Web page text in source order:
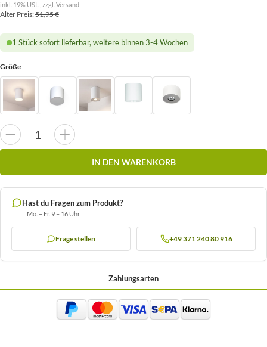
inkl. 19% USt. , zzgl. Versand
Alter Preis:51,95 €
1 Stück sofort lieferbar, weitere binnen 3-4 Wochen
Größe
IN DEN WARENKORB
Hast du Fragen zum Produkt?
Mo. – Fr. 9 – 16 Uhr
Frage stellen +49 371 240 80 916
Zahlungsarten